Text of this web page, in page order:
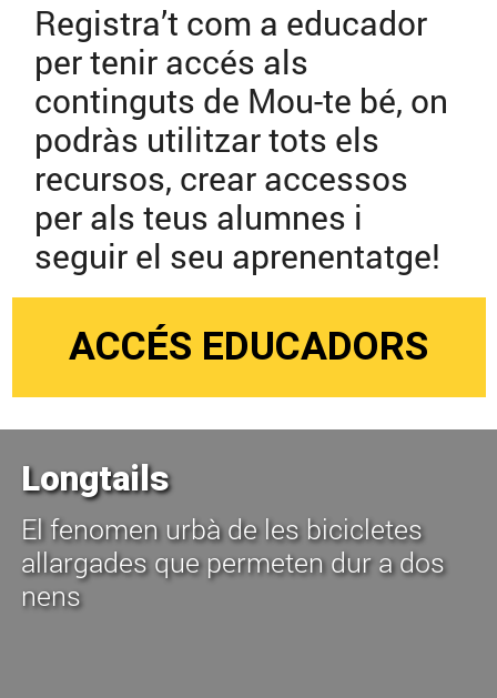
Registra’t com a educador
per tenir accés als
continguts de Mou-te bé, on
podràs utilitzar tots els
recursos, crear accessos
per als teus alumnes i
seguir el seu aprenentatge!
ACCÉS EDUCADORS
Longtails
El fenomen urbà de les bicicletes
allargades que permeten dur a dos
nens